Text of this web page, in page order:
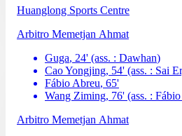
Huanglong Sports Centre
Arbitro Memetjan Ahmat
Guga, 24' (ass. : Dawhan)
Cao Yongjing, 54' (ass. : Sai
Fábio Abreu, 65'
Wang Ziming, 76' (ass. :
Arbitro Memetjan Ahmat